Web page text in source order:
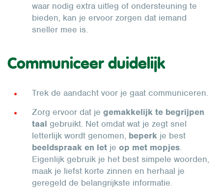
waar nodig extra uitleg of ondersteuning te
bieden, kan je ervoor zorgen dat iemand
sneller mee is.
Communiceer duidelijk
Trek de aandacht voor je gaat communiceren.
Zorg ervoor dat je gemakkelijk te begrijpen
taal gebruikt. Net omdat wat je zegt snel
letterlijk wordt genomen, beperk je best
beeldspraak en let je op met mopjes.
Eigenlijk gebruik je het best simpele woorden,
maak je liefst korte zinnen en herhaal je
geregeld de belangrijkste informatie.